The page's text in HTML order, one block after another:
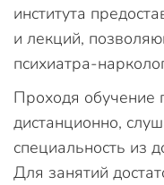
института
и лекций,
психиатра-
Проходя обучение
дистанционно,
специальность из
Для занятий